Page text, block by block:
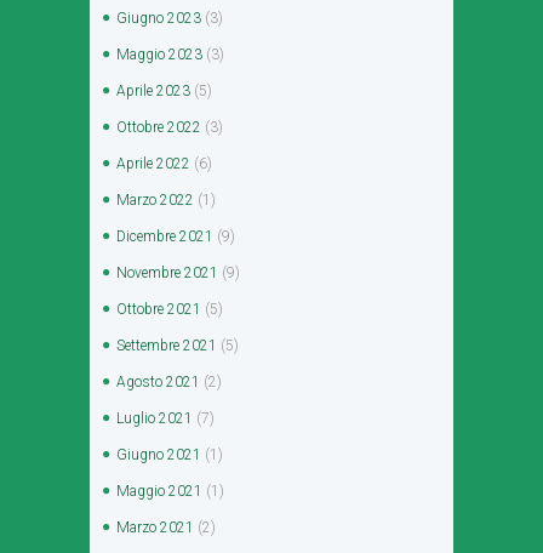
Giugno 2023 (3)
Maggio 2023 (3)
Aprile 2023 (5)
Ottobre 2022 (3)
Aprile 2022 (6)
Marzo 2022 (1)
Dicembre 2021 (9)
Novembre 2021 (9)
Ottobre 2021 (5)
Settembre 2021 (5)
Agosto 2021 (2)
Luglio 2021 (7)
Giugno 2021 (1)
Maggio 2021 (1)
Marzo 2021 (2)